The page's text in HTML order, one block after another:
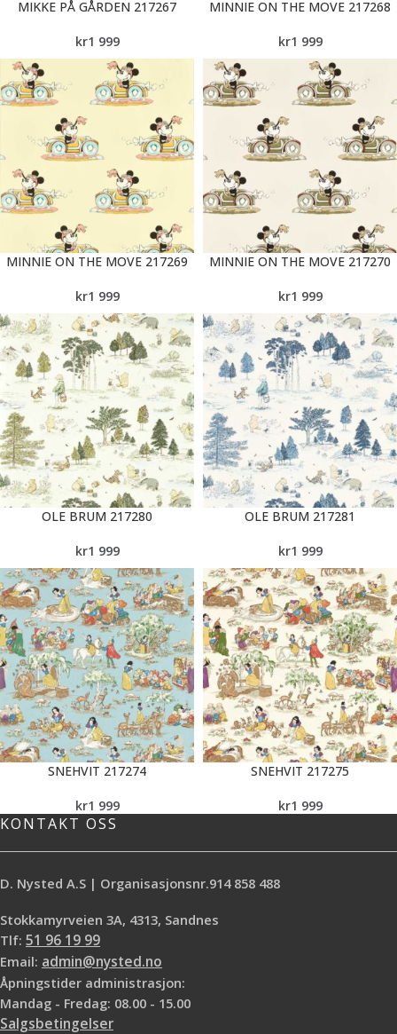
MIKKE PÅ GÅRDEN 217267
kr1 999
MINNIE ON THE MOVE 217268
kr1 999
MINNIE ON THE MOVE 217269
kr1 999
MINNIE ON THE MOVE 217270
kr1 999
OLE BRUM 217280
kr1 999
OLE BRUM 217281
kr1 999
SNEHVIT 217274
kr1 999
SNEHVIT 217275
kr1 999
KONTAKT OSS
D. Nysted A.S | Organisasjonsnr.914 858 488
Stokkamyrveien 3A, 4313, Sandnes
Tlf: 51 96 19 99
Email: admin@nysted.no
Åpningstider administrasjon:
Mandag - Fredag: 08.00 - 15.00
Salgsbetingelser